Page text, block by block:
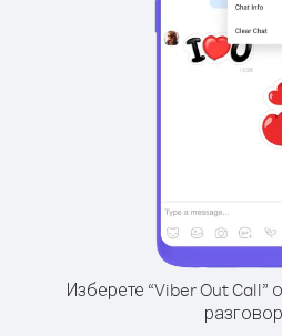
Изберете “Viber Out Call”